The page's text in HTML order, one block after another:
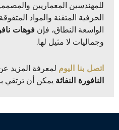
للمهندسين المعماريين
الحرفية المتقنة والمواد
الواسعة النطاق، فإن فوهات
وجماليات لا مثيل لها.
اتصل بنا اليوم لمعرفة المزيد
النافورة النفاثة يمكن أن ترتقي